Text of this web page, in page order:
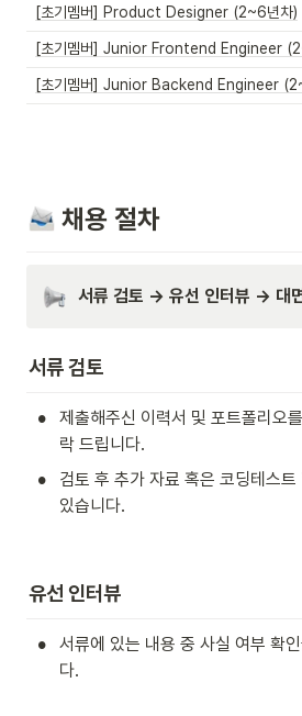
[초기멤버] Product Designer (2~6년차)
[초기멤버] Junior Frontend Engineer
[초기멤버] Junior Backend Engineer
채용 절차
서류 검토 → 유선 인터뷰 → 대
서류 검토
•
제출해주신 이력서 및 포트폴리오
락 드립니다.
•
검토 후 추가 자료 혹은 코딩테스
있습니다.
유선 인터뷰
•
서류에 있는 내용 중 사실 여부 확
다.